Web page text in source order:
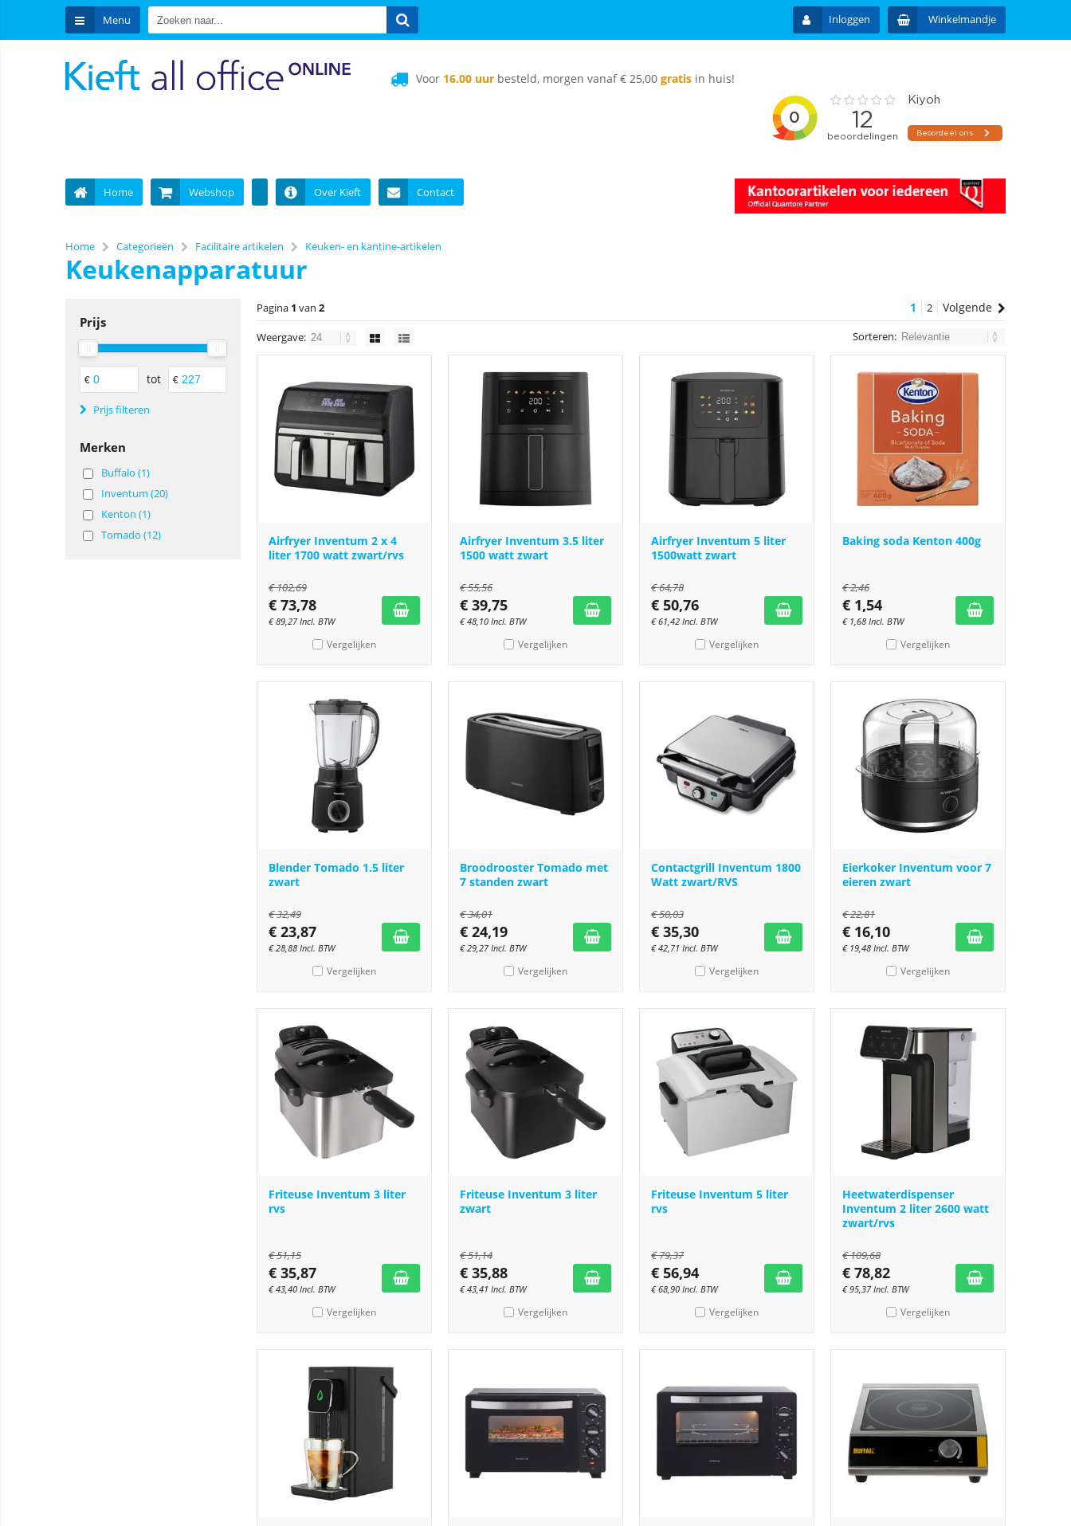
Menu Inloggen Winkelmandje
Voor 16.00 uur besteld, morgen vanaf € 25,00 gratis in huis!
Home Webshop Over Kieft Contact
Home Categorieën Facilitaire artikelen Keuken- en kantine-artikelen
Keukenapparatuur
Prijs
€ tot €
Prijs filteren
Merken
Buffalo (1)
Inventum (20)
Kenton (1)
Tomado (12)
Pagina 1 van 2 1 2 Volgende
Weergave: Sorteren:
Airfryer Inventum 2 x 4
liter 1700 watt zwart/rvs
€102,69
€ 73,78
€89,27 Incl. BTW
Vergelijken
Airfryer Inventum 3.5 liter
1500 watt zwart
€55,56
€ 39,75
€48,10 Incl. BTW
Vergelijken
Airfryer Inventum 5 liter
1500watt zwart
€64,78
€ 50,76
€61,42 Incl. BTW
Vergelijken
Baking soda Kenton 400g
€2,46
€ 1,54
€ 1,68 Incl. BTW
Vergelijken
Blender Tomado 1.5 liter
zwart
€32,49
€ 23,87
€28,88 Incl. BTW
Vergelijken
Broodrooster Tomado met
7 standen zwart
€34,01
€ 24,19
€29,27 Incl. BTW
Vergelijken
Contactgrill Inventum 1800
Watt zwart/RVS
€50,03
€ 35,30
€42,71 Incl. BTW
Vergelijken
Eierkoker Inventum voor 7
eieren zwart
€22,81
€ 16,10
€ 19,48 Incl. BTW
Vergelijken
Friteuse Inventum 3 liter
rvs
€51,15
€ 35,87
€43,40 Incl. BTW
Vergelijken
Friteuse Inventum 3 liter
zwart
€51,14
€ 35,88
€43,41 Incl. BTW
Vergelijken
Friteuse Inventum 5 liter
rvs
€79,37
€ 56,94
€68,90 Incl. BTW
Vergelijken
Heetwaterdispenser
Inventum 2 liter 2600 watt
zwart/rvs
€109,68
€ 78,82
€ 95,37 Incl. BTW
Vergelijken